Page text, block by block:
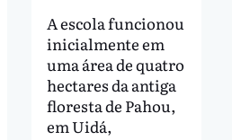
A escola funcionou
inicialmente em
uma área de quatro
hectares da antiga
floresta de Pahou,
em Uidá,